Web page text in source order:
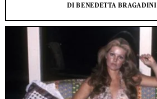
DI BENEDETTA BRAGADINI